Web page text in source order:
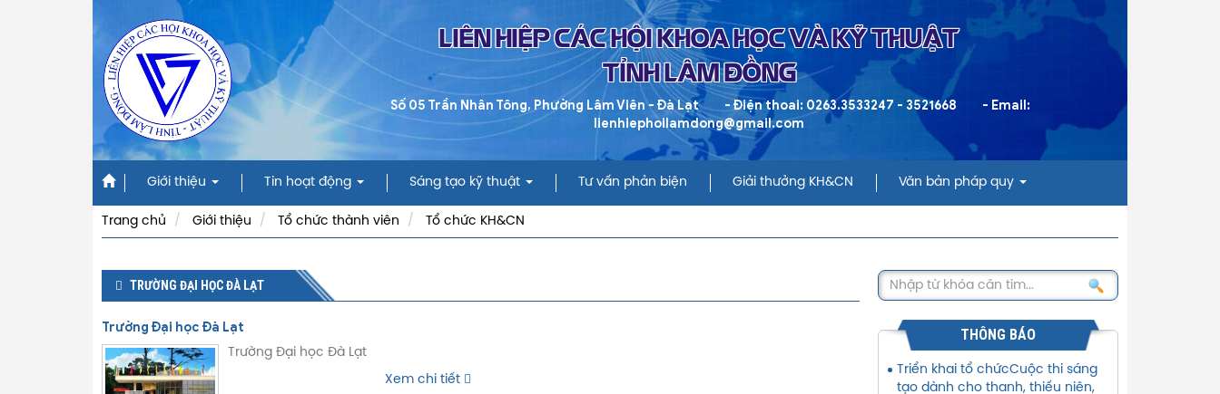
LIÊN HIỆP CÁC HỘI KHOA HỌC VÀ KỸ THUẬT
TỈNH LÂM ĐỒNG
Số 05 Trần Nhân Tông, Phường Lâm Viên - Đà Lạt - Điện thoai: 0263.3533247 - 3521668
- Email:
lienhiephoilamdong@gmail.com
Giới thiệu Tin hoạt động Sáng tạo kỹ thuật Tư vấn phản biện Giải thưởng KH&CN Văn bản pháp quy
Trang chủ Giới thiệu Tổ chức thành viên Tổ chức KH&CN
TRƯỜNG ĐẠI HỌC ĐÀ LẠT
Trường Đại học Đà Lạt
Trường Đại học Đà Lạt
Xem chi tiết
THÔNG BÁO
Triển khai tổ chứcCuộc thi sáng
tạo dành cho thanh, thiếu niên,